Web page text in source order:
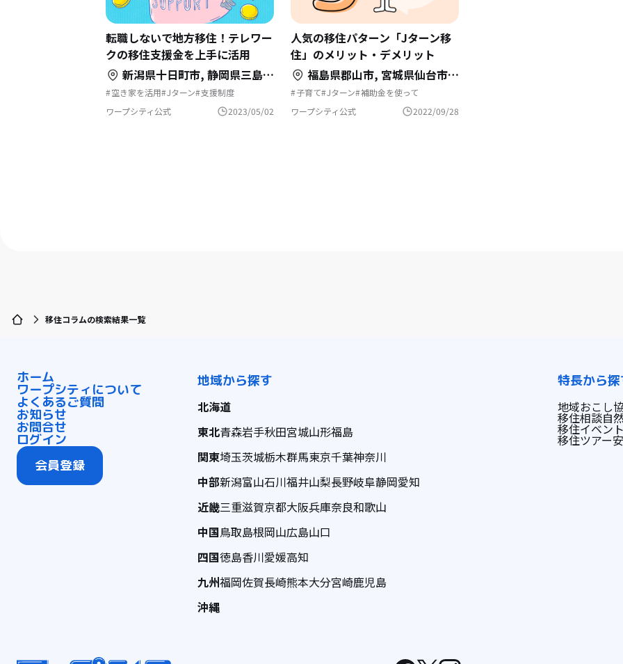
転職しないで地方移住！テレワー
クの移住支援金を上手に活用
新潟県十日町市, 静岡県三島市, 茨城県取手市,千葉県いすみ市,和歌山県田辺市
空き家を活用 Jターン 支援制度
いつでもアウトドア 補助金を使って
二拠点生活 リモートワーク Uターン
自然と暮らす 移住を機に起業 地方移住
ワープシティ公式 2023/05/02
人気の移住パターン「Jターン移
住」のメリット・デメリット
福島県郡山市, 宮城県仙台市, 鹿児島県南大隅町,
子育て Jターン 補助金を使って
村でくらす リモートワーク
移住を機に起業 島暮らし
ワープシティ公式 2022/09/28
移住コラムの検索結果一覧
ホーム
ワープシティについて
よくあるご質問
お知らせ
お問合せ
ログイン
会員登録
地域から探す
北海道
東北青森岩手秋田宮城山形福島
関東埼玉茨城栃木群馬東京千葉神奈川
中部新潟富山石川福井山梨長野岐阜静岡愛知
近畿三重滋賀京都大阪兵庫奈良和歌山
中国鳥取島根岡山広島山口
四国徳島香川愛媛高知
九州福岡佐賀長崎熊本大分宮崎鹿児島
沖縄
特長から探
地域おこし
移住相談自
移住イベン
移住ツアー